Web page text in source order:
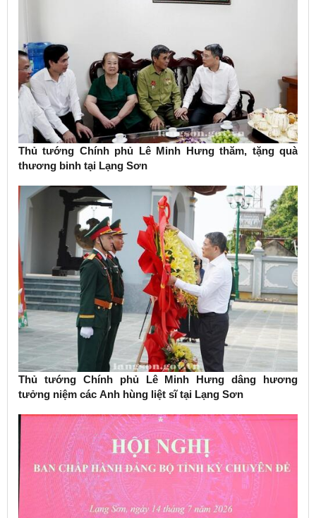
Thủ tướng Chính phủ Lê Minh Hưng thăm, tặng quà
thương binh tại Lạng Sơn
Thủ tướng Chính phủ Lê Minh Hưng dâng hương
tưởng niệm các Anh hùng liệt sĩ tại Lạng Sơn